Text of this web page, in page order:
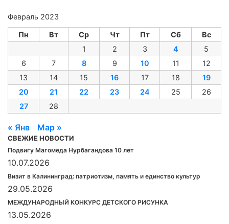
Февраль 2023
Пн Вт Ср Чт Пт Сб
Вс
1
2 3 4
5
6
7 8 9 10 11
12
13
14 15 16 17 18
19
20
21 22 23 24 25
26
27
28
« Янв Мар »
СВЕЖИЕ НОВОСТИ
Подвигу Магомеда Нурбагандова 10 лет
10.07.2026
Визит в Калининград: патриотизм, память и единство культур
29.05.2026
МЕЖДУНАРОДНЫЙ КОНКУРС ДЕТСКОГО РИСУНКА
13.05.2026